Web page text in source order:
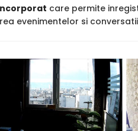
care permite
evenimentelor si